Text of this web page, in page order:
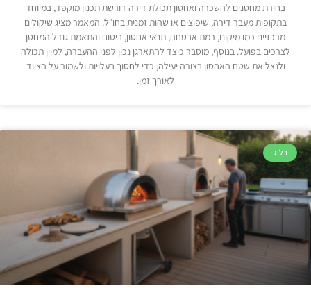
בחירת מחסנים להשכרה ואחסון תכולת דירה דורשת תכנון מוקפד, במיוחד
בתקופות מעבר דירה, שיפוצים או שהות זמנית בחו״ל. המאמר מציג שיקולים
מרכזיים כמו מיקום, רמת אבטחה, תנאי אחסון, ביטוח והתאמת גודל המחסן
לצרכים בפועל. בנוסף, מוסבר כיצד להתארגן נכון לפני ההעברה, למיין תכולה
ולנצל את שטח האחסון בצורה יעילה, כדי לחסוך בעלויות ולשמור על הציוד
לאורך זמן.
בלוג